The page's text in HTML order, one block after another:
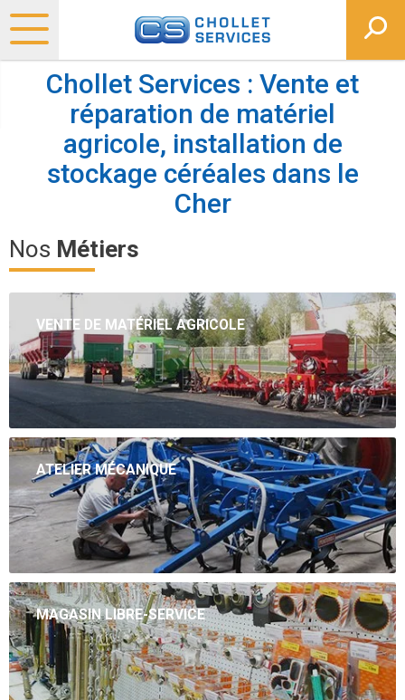
Chollet Services : Vente et
réparation de matériel
agricole, installation de
stockage céréales dans le
Cher
Nos Métiers
VENTE DE MATÉRIEL AGRICOLE
Vente de matériel agricole neuf et occasion (sauf matériel
motorisé).
ATELIER MÉCANIQUE
Maintenance tout matériel agricole (sauf matériel motorisé),
soudure sur rampes de pulvérisateur acier et alu, renfort de
châssis.
MAGASIN LIBRE-SERVICE
Vente de pièces agricole, consommable, outillage, vêtement de
travail